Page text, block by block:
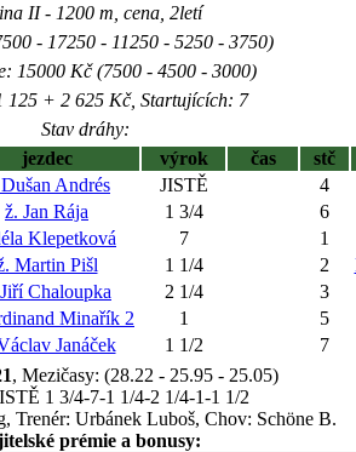
II - 1200 m, cena, 2letí
- 17250 - 11250 - 5250 - 3750)
15000 Kč (7500 - 4500 - 3000)
125 + 2 625 Kč, Startujících: 7
Stav dráhy:
jezdec výrok čas
stč
Andrés JISTĚ
4
ž. Jan Rája 1 3/4
6
Klepetková 7
1
Martin Pišl 1 1/4 2
Chaloupka 2 1/4
3
Minařík 2 1
5
Janáček 1 1/2
7
, Mezičasy: (28.22 - 25.95 - 25.05)
1 3/4-7-1 1/4-2 1/4-1-1 1/2
Trenér: Urbánek Luboš, Chov: Schöne B.
prémie a bonusy: